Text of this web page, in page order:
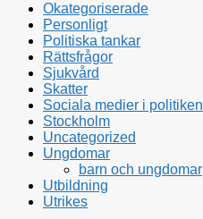
Okategoriserade
Personligt
Politiska tankar
Rättsfrågor
Sjukvård
Skatter
Sociala medier i politiken
Stockholm
Uncategorized
Ungdomar
barn och ungdomar
Utbildning
Utrikes